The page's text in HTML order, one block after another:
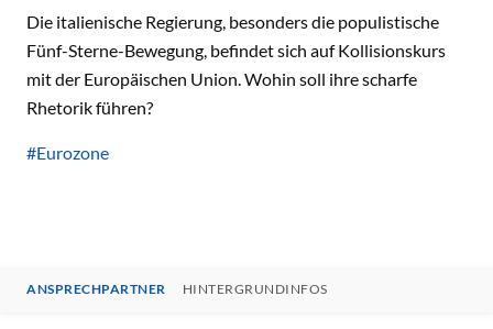
Die italienische Regierung, besonders die populistische
Fünf-Sterne-Bewegung, befindet sich auf Kollisionskurs
mit der Europäischen Union. Wohin soll ihre scharfe
Rhetorik führen?
#Eurozone
ANSPRECHPARTNER HINTERGRUNDINFOS